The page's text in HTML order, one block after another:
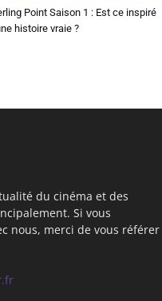
Point Saison 1 : Est ce inspiré
histoire vraie ?
du cinéma et des
Si vous
nous, merci de vous référer